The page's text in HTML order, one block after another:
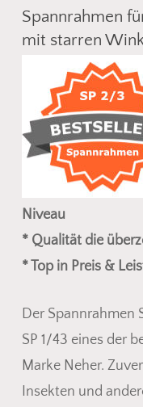
Spannrahmen
mit starren
Niveau
* Qualität die
* Top in Preis &
Der Spannrahmen
SP 1/43 eines der
Marke Neher.
Insekten und